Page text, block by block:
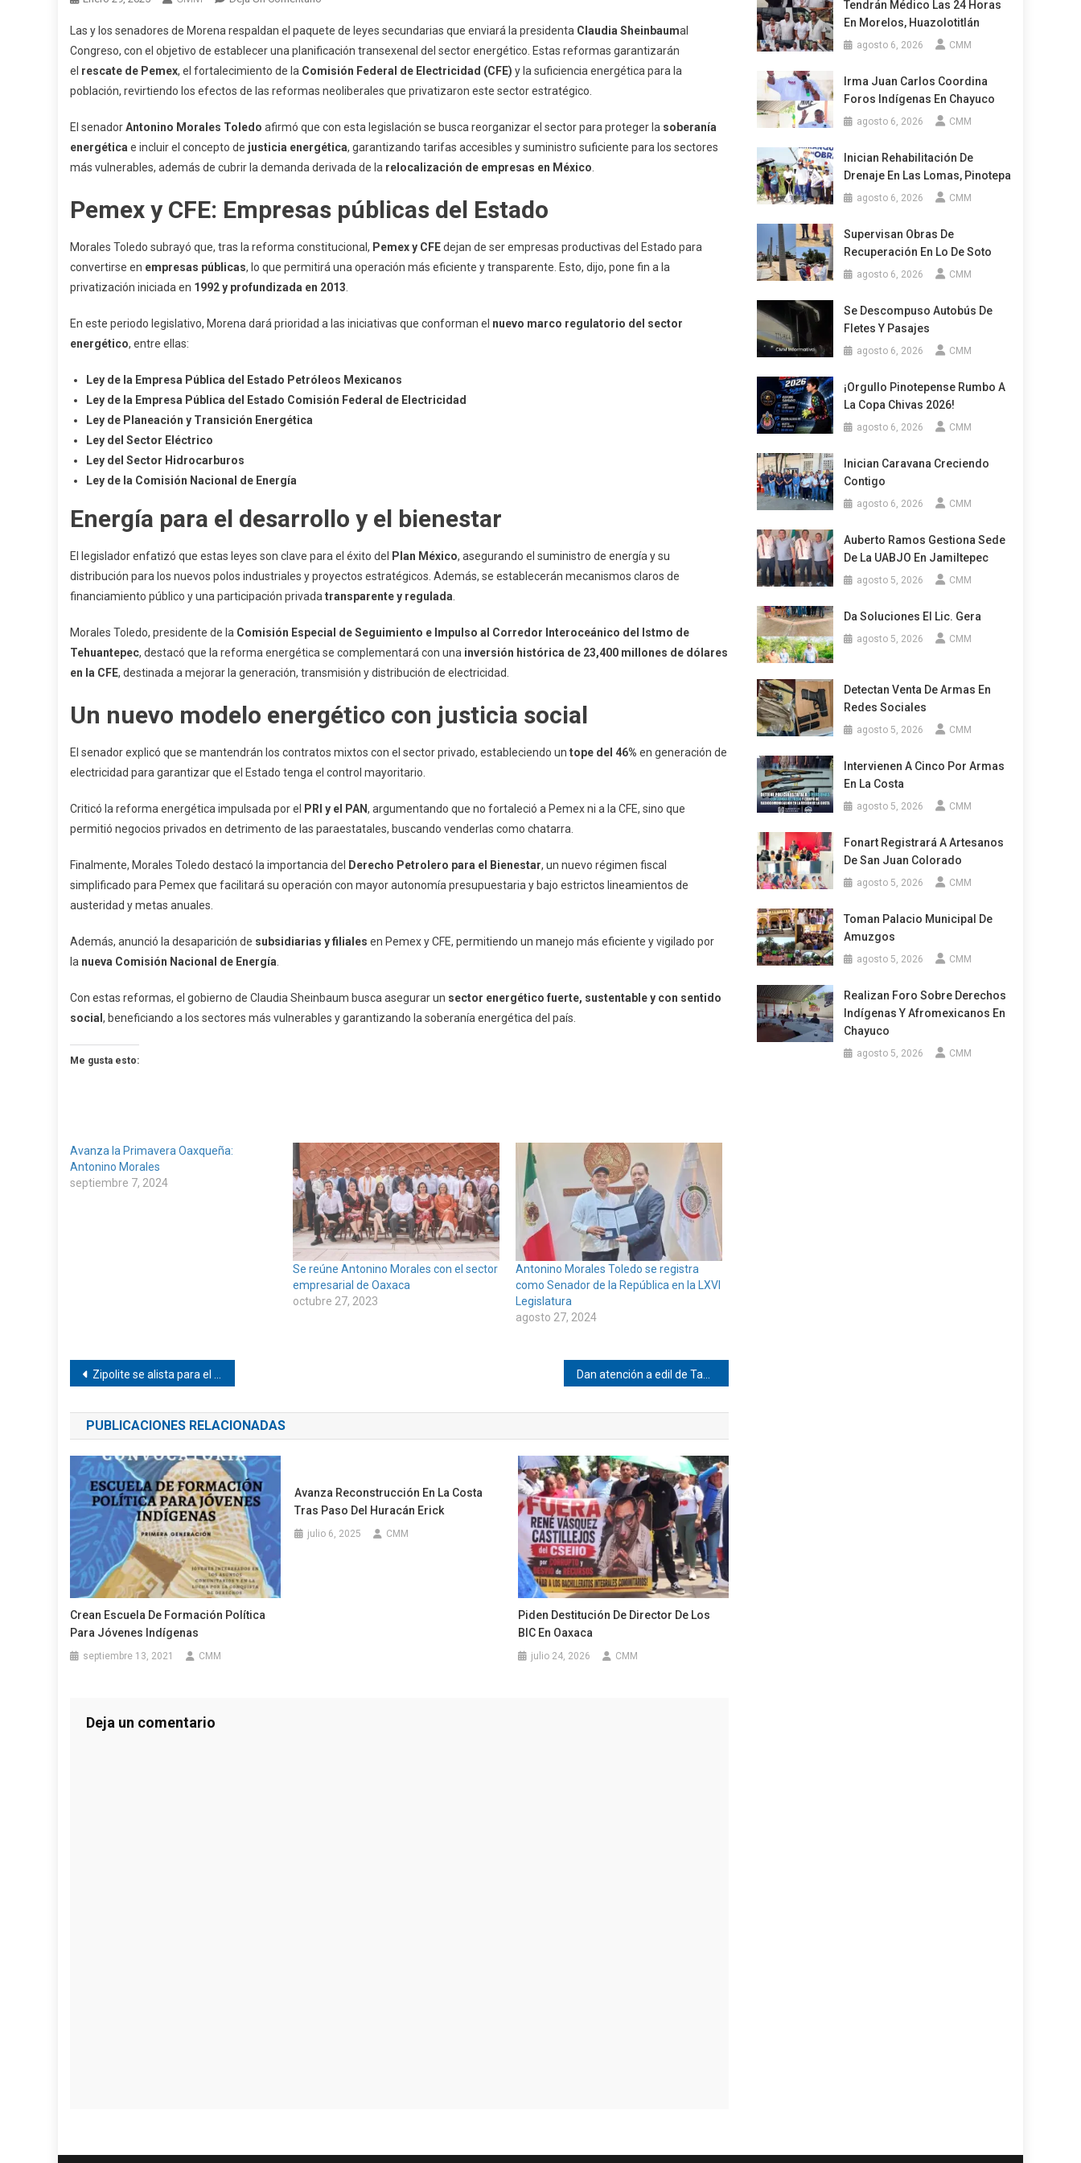
Secundarias
Garantizarán
Electricidad
Barata
Fortalecerán
El
Plan
Antonino
Morales
Las y los senadores de Morena respaldan el paquete de leyes secundarias que enviará la presidenta Claudia Sheinbaumal
Congreso, con el objetivo de establecer una planificación transexenal del sector energético. Estas reformas garantizarán
el rescate de Pemex, el fortalecimiento de la Comisión Federal de Electricidad (CFE) y la suficiencia energética para la
población, revirtiendo los efectos de las reformas neoliberales que privatizaron este sector estratégico.
El senadorAntonino Morales Toledo afirmó que con esta legislación se busca reorganizar el sector para proteger la soberanía
energética e incluir el concepto de justicia energética, garantizando tarifas accesibles y suministro suficiente para los sectores
más vulnerables, además de cubrir la demanda derivada de la relocalización de empresas en México
Pemex y CFE: Empresas públicas del Estado
Morales Toledo subrayó que, tras la reforma constitucional, Pemex y CFEdejan de ser empresas productivas del Estado para
convertirse en empresas públicas, lo que permitirá una operación más eficiente y transparente. Esto, dijo, pone fin a la
privatización iniciada en 1992 y profundizada en 2013
En este periodo legislativo, Morena dará prioridad a las iniciativas que conforman el nuevo marco regulatorio del sector
energético, entre ellas:
Ley de la Empresa Pública del Estado Petróleos Mexicanos
Ley de la Empresa Pública del Estado Comisión Federal de Electricidad
Ley de Planeación y Transición Energética
Ley del Sector Eléctrico
Ley del Sector Hidrocarburos
Ley de la Comisión Nacional de Energía
Energía para el desarrollo y el bienestar
El legislador enfatizó que estas leyes son clave para el éxito del Plan México, asegurando el suministro de energía y su
distribución para los nuevos polos industriales y proyectos estratégicos. Además, se establecerán mecanismos claros de
financiamiento público y una participación privada transparente y regulada
Morales Toledo, presidente de la Comisión Especial de Seguimiento e Impulso al Corredor Interoceánico del Istmo de
Tehuantepec, destacó que la reforma energética se complementará con una inversión histórica de 23,400 millones de dólares
en la CFE, destinada a mejorar la generación, transmisión y distribución de electricidad.
Un nuevo modelo energético con justicia social
El senador explicó que se mantendrán los contratos mixtos con el sector privado, estableciendo un tope del 46% en generación de
electricidad para garantizar que el Estado tenga el control mayoritario.
Criticó la reforma energética impulsada por el PRI y el PAN, argumentando que no fortaleció a Pemex ni a la CFE, sino que
permitió negocios privados en detrimento de las paraestatales, buscando venderlas como chatarra.
Finalmente, Morales Toledo destacó la importancia del Derecho Petrolero para el Bienestar, un nuevo régimen fiscal
simplificado para Pemex que facilitará su operación con mayor autonomía presupuestaria y bajo estrictos lineamientos de
austeridad y metas anuales.
Además, anunció la desaparición de subsidiarias y filiales en Pemex y CFE, permitiendo un manejo más eficiente y vigilado por
la nueva Comisión Nacional de Energía
Con estas reformas, el gobierno de Claudia Sheinbaum busca asegurar un sector energético fuerte, sustentable y con sentido
social , beneficiando a los sectores más vulnerables y garantizando la soberanía energética del país.
Me gusta esto:
Avanza la Primavera Oaxqueña:
Antonino Morales
septiembre 7, 2024
Se reúne Antonino Morales con el sector
empresarial de Oaxaca
octubre 27, 2023
Antonino Morales Toledo se registra
como Senador de la República en la LXVI
Legislatura
agosto 27, 2024
Navegación
de
entradas
Zipolite se alista para el Décimo Encuentro Nudista 2025
PUBLICACIONES RELACIONADAS
Crean Escuela De Formación Política
Para Jóvenes Indígenas
septiembre 13, 2021 CMM
Avanza Reconstrucción En La Costa
Tras Paso Del Huracán Erick
julio 6, 2025 CMM
Piden Destitución De Director De Los
BIC En Oaxaca
julio 24, 2026 CMM
Deja un comentario
Tendrán Médico Las 24 Horas
En Morelos, Huazolotitlán
agosto 6, 2026 CMM
Irma Juan Carlos Coordina
Foros Indígenas En Chayuco
agosto 6, 2026 CMM
Inician Rehabilitación De
Drenaje En Las Lomas, Pinotepa
agosto 6, 2026 CMM
Supervisan Obras De
Recuperación En Lo De Soto
agosto 6, 2026 CMM
Se Descompuso Autobús De
Fletes Y Pasajes
agosto 6, 2026 CMM
¡Orgullo Pinotepense Rumbo A
La Copa Chivas 2026!
agosto 6, 2026 CMM
Inician Caravana Creciendo
Contigo
agosto 6, 2026 CMM
Auberto Ramos Gestiona Sede
De La UABJO En Jamiltepec
agosto 5, 2026 CMM
Da Soluciones El Lic. Gera
agosto 5, 2026 CMM
Detectan Venta De Armas En
Redes Sociales
agosto 5, 2026 CMM
Intervienen A Cinco Por Armas
En La Costa
agosto 5, 2026 CMM
Fonart Registrará A Artesanos
De San Juan Colorado
agosto 5, 2026 CMM
Toman Palacio Municipal De
Amuzgos
agosto 5, 2026 CMM
Realizan Foro Sobre Derechos
Indígenas Y Afromexicanos En
Chayuco
agosto 5, 2026 CMM